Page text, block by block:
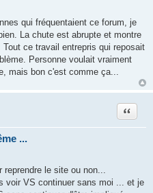
qui fréquentaient ce forum, je
La chute est abrupte et montre
ce travail entrepris qui reposait
Personne voulait vraiment
mais bon c'est comme ça...
...
Citer
le site ou non...
voir VS continuer sans moi ... et je